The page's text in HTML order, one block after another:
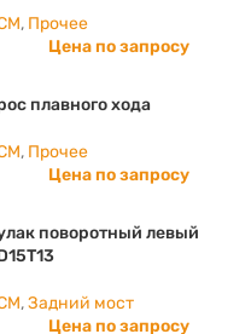
, Прочее
Цена по запросу
плавного хода
, Прочее
Цена по запросу
поворотный левый
,Задний мост
Цена по запросу